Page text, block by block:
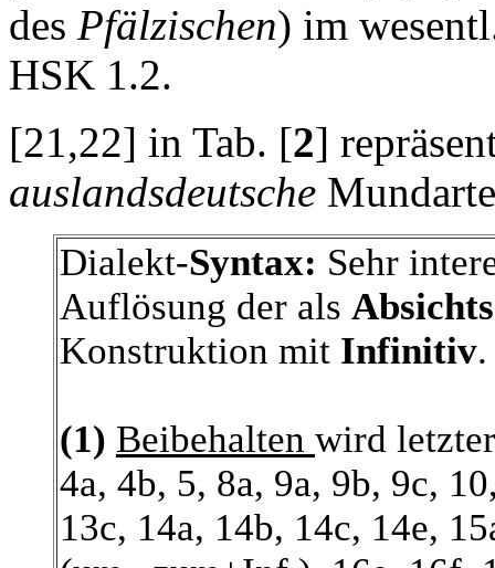
des Pfälzischen) im
HSK 1.2.
[21,22] in Tab. [2]
auslandsdeutsche
Dialekt-Syntax: Sehr
Auflösung der als
Konstruktion mit Infinitiv.
(1) Beibehalten wird
4a, 4b, 5, 8a, 9a, 9b, 9c,
13c, 14a, 14b, 14c, 14e,